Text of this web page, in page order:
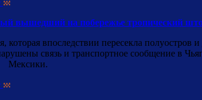
вышедший на побережье тропический
впоследствии пересекла полуостров
связь и транспортное сообщение в
Мексики.